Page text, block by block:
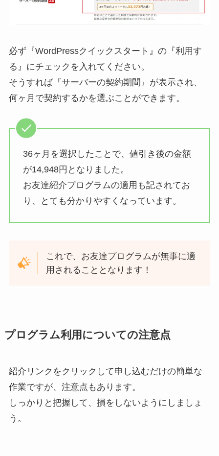
必ず『WordPressクイックスタート』の『利用す
る』にチェックを入れてください。
そうすれば『サーバーの契約期間』が表示され、
何ヶ月で契約するかを選ぶことができます。
36ヶ月を選択したことで、値引き後の金額
が14,948円となりました。
お友達紹介プログラムの適用も記されてお
り、とても分かりやすくなっています。
これで、お友達プログラムが無事に適
用されることとなります！
プログラム利用についての注意点
紹介リンクをクリックして申し込むだけの簡単な
作業ですが、注意点もあります。
しっかりと把握して、損をしないようにしましょ
う。